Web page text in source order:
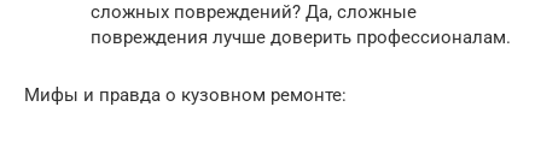
сложных повреждений? Да, сложные
повреждения лучше доверить профессионалам.
Мифы и правда о кузовном ремонте: